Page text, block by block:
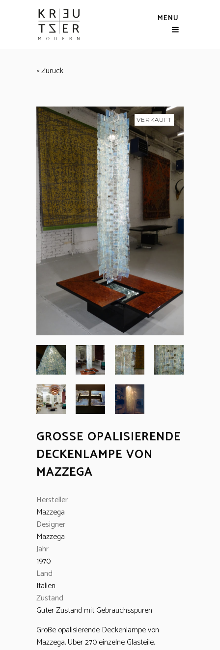
MENU
« Zurück
VERKAUFT
GROSSE OPALISIERENDE D
ECKENLAMPE VON M
AZZEGA
Hersteller
Mazzega
Designer
Mazzega
Jahr
1970
Land
Italien
Zustand
Guter Zustand mit Gebrauchsspuren
Große opalisierende Deckenlampe von
Mazzega. Über 270 einzelne Glasteile.